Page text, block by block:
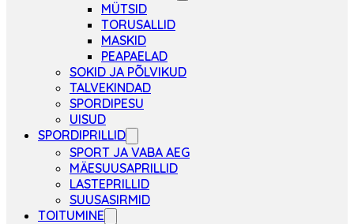
MÜTSID
TORUSALLID
MASKID
PEAPAELAD
SOKID JA PÕLVIKUD
TALVEKINDAD
SPORDIPESU
UISUD
SPORDIPRILLID
SPORT JA VABA AEG
MÄESUUSAPRILLID
LASTEPRILLID
SUUSASIRMID
TOITUMINE